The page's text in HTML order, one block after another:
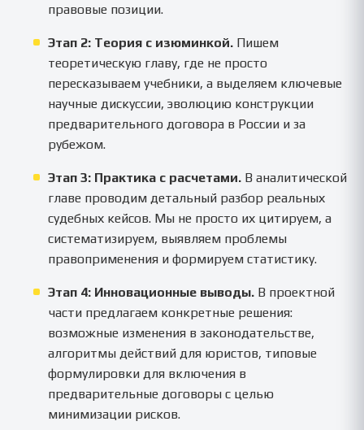
правовые позиции.
Этап 2: Теория с изюминкой. Пишем
теоретическую главу, где не просто
пересказываем учебники, а выделяем ключевые
научные дискуссии, эволюцию конструкции
предварительного договора в России и за
рубежом.
Этап 3: Практика с расчетами. В аналитической
главе проводим детальный разбор реальных
судебных кейсов. Мы не просто их цитируем, а
систематизируем, выявляем проблемы
правоприменения и формируем статистику.
Этап 4: Инновационные выводы. В проектной
части предлагаем конкретные решения:
возможные изменения в законодательстве,
алгоритмы действий для юристов, типовые
формулировки для включения в
предварительные договоры с целью
минимизации рисков.